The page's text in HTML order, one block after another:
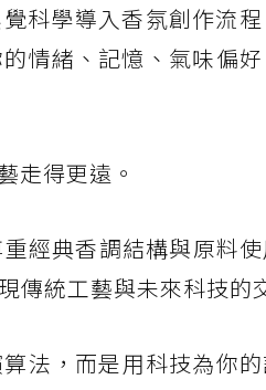
科學導入香氛創作流
情緒、記憶、氣味偏
走得更遠。
重經典香調結構與原料
傳統工藝與未來科技的
法，而是用科技為你